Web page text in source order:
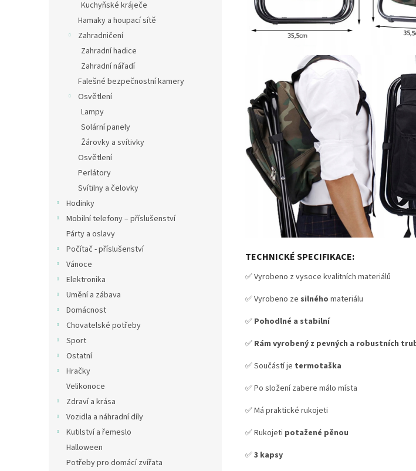
Kuchyňské kráječe
Hamaky a houpací sítě
Zahradničení
Zahradní hadice
Zahradní nářadí
Falešné bezpečnostní kamery
Osvětlení
Lampy
Solární panely
Žárovky a svítivky
Osvětlení
Perlátory
Svítilny a čelovky
Hodinky
Mobilní telefony – příslušenství
Párty a oslavy
Počítač - příslušenství
Vánoce
Elektronika
Umění a zábava
Domácnost
Chovatelské potřeby
Sport
Ostatní
Hračky
Velikonoce
Zdraví a krása
Vozidla a náhradní díly
Kutilství a řemeslo
Halloween
Potřeby pro domácí zvířata
TECHNICKÉ SPECIFIKACE:
✅ Vyrobeno z vysoce kvalitních materiálů
✅ Vyrobeno ze silného materiálu
✅ Pohodlné a stabilní
✅ Rám vyrobený z pevných a robustních
✅ Součástí je termotaška
✅ Po složení zabere málo místa
✅ Má praktické rukojeti
✅ Rukojeti potažené pěnou
✅3 kapsy